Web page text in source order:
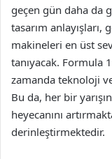
geçen gün daha da
tasarım
makineleri en üst
tanıyacak. Formula
zamanda teknoloji
Bu da, her bir
heyecanını
derinleştirmektedir.